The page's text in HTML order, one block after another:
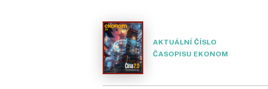
AKTUÁLNÍ ČÍSLO
ČASOPISU EKONOM